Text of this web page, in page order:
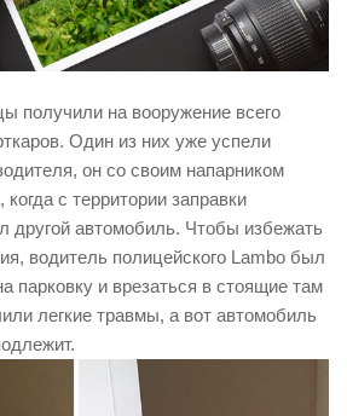
получили на вооружение всего
Один из них уже успели
он со своим напарником
с территории заправки
другой автомобиль. Чтобы избежать
водитель полицейского Lambo был
парковку и врезаться в стоящие там
легкие травмы, а вот автомобиль